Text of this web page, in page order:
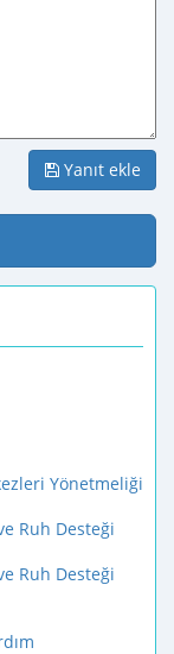
Yanıt ekle
Yönetmeliği
Ruh Desteği
Ruh Desteği